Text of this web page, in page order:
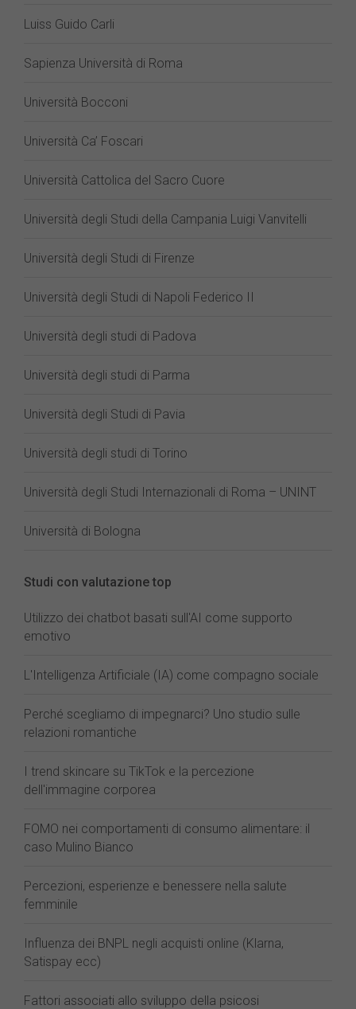
Luiss Guido Carli
Sapienza Università di Roma
Università Bocconi
Università Ca’ Foscari
Università Cattolica del Sacro Cuore
Università degli Studi della Campania Luigi Vanvitelli
Università degli Studi di Firenze
Università degli Studi di Napoli Federico II
Università degli studi di Padova
Università degli studi di Parma
Università degli Studi di Pavia
Università degli studi di Torino
Università degli Studi Internazionali di Roma – UNINT
Università di Bologna
Studi con valutazione top
Utilizzo dei chatbot basati sull'AI come supporto
emotivo
L'Intelligenza Artificiale (IA) come compagno sociale
Perché scegliamo di impegnarci? Uno studio sulle
relazioni romantiche
I trend skincare su TikTok e la percezione
dell'immagine corporea
FOMO nei comportamenti di consumo alimentare: il
caso Mulino Bianco
Percezioni, esperienze e benessere nella salute
femminile
Influenza dei BNPL negli acquisti online (Klarna,
Satispay ecc)
Fattori associati allo sviluppo della psicosi